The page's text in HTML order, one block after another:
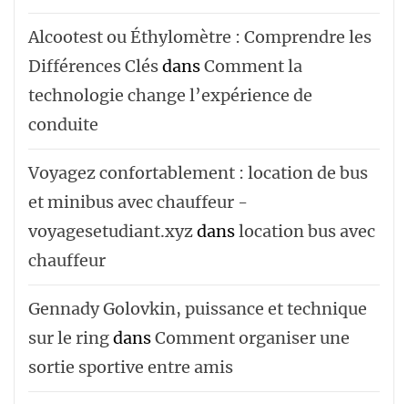
Alcootest ou Éthylomètre : Comprendre les
Différences ClésdansComment la
technologie change l’expérience de
conduite
Voyagez confortablement : location de bus
et minibus avec chauffeur -
voyagesetudiant.xyzdanslocation bus avec
chauffeur ‌‌
Gennady Golovkin, puissance et technique
sur le ringdansComment organiser une
sortie sportive entre amis